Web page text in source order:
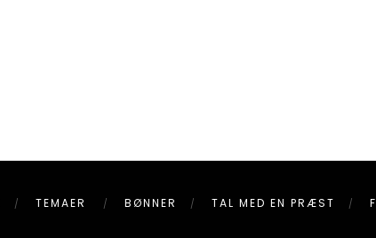
TEMAER BØNNER TAL MED EN PRÆST